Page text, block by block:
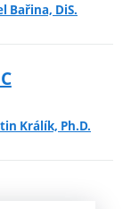
Bařina, DiS.
Králík, Ph.D.